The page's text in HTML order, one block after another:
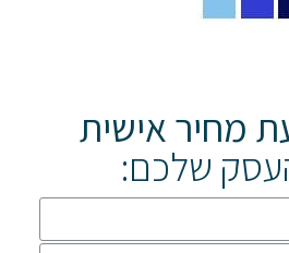
מחיר אישית
שלכם: